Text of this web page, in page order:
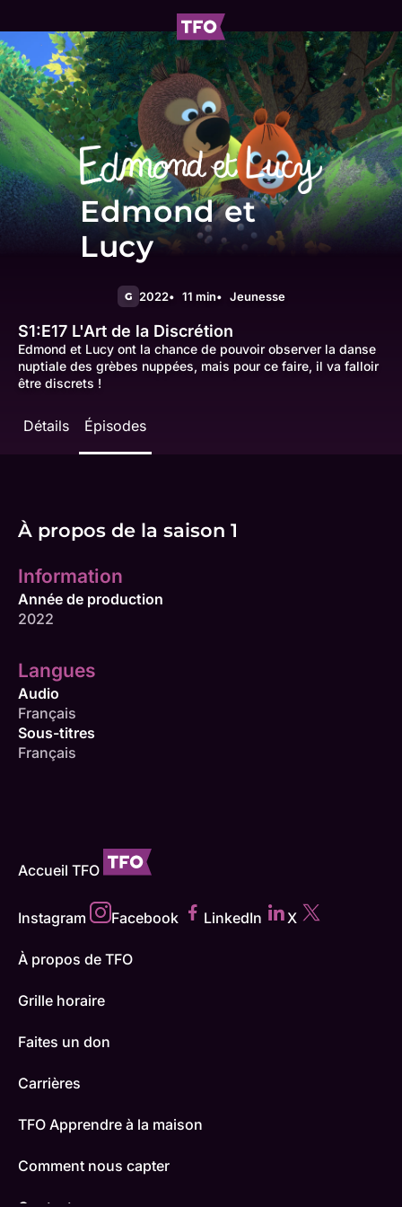
Edmond et
Lucy
G 2022 11 min Jeunesse
S1:E17 L'Art de la Discrétion
Edmond et Lucy ont la chance de pouvoir observer la danse
nuptiale des grèbes nuppées, mais pour ce faire, il va falloir
être discrets !
Détails Épisodes
À propos de la saison 1
Information
Année de production
2022
Langues
Audio
Français
Sous-titres
Français
Accueil TFO
Instagram Facebook LinkedIn X
À propos de TFO
Grille horaire
Faites un don
Carrières
TFO Apprendre à la maison
Comment nous capter